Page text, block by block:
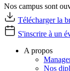
Nos campus sont
Télécharger la
S'inscrire à un
A propos
Nos